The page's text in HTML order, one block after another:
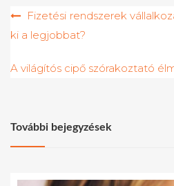
Bejegyzés
navigáció
Fizetési rendszerek
ki a legjobbat?
A világítós cipő szórakoztató
További bejegyzések